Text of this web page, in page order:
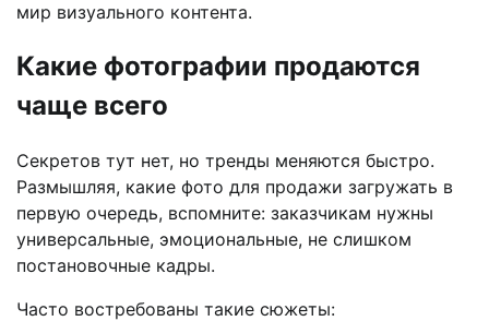
мир визуального контента.
Какие фотографии продаются
чаще всего
Секретов тут нет, но тренды меняются быстро.
Размышляя, какие фото для продажи загружать в
первую очередь, вспомните: заказчикам нужны
универсальные, эмоциональные, не слишком
постановочные кадры.
Часто востребованы такие сюжеты: